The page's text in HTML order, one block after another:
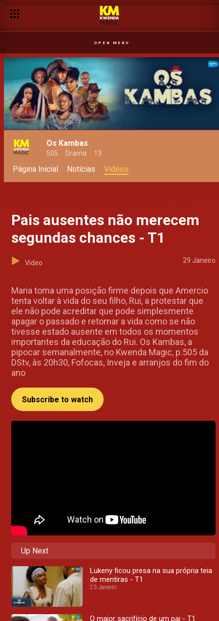
OPEN MENU
Os Kambas
505 Drama 13
Página Inicial Notícias Videos
Pais ausentes não merecem
segundas chances - T1
Video 29 Janeiro
Maria toma uma posição firme depois que Amercio
tenta voltar à vida do seu filho, Rui, a protestar que
ele não pode acreditar que pode simplesmente
apagar o passado e retomar a vida como se não
tivesse estado ausente em todos os momentos
importantes da educação do Rui. Os Kambas, a
pipocar semanalmente, no Kwenda Magic, p.505 da
DStv, às 20h30, Fofocas, Inveja e arranjos do fim do
ano
Subscribe to watch
Up Next
Lukeny ficou presa na sua própria teia
de mentiras - T1
23 Janeiro
O maior sacrifício de um pai - T1